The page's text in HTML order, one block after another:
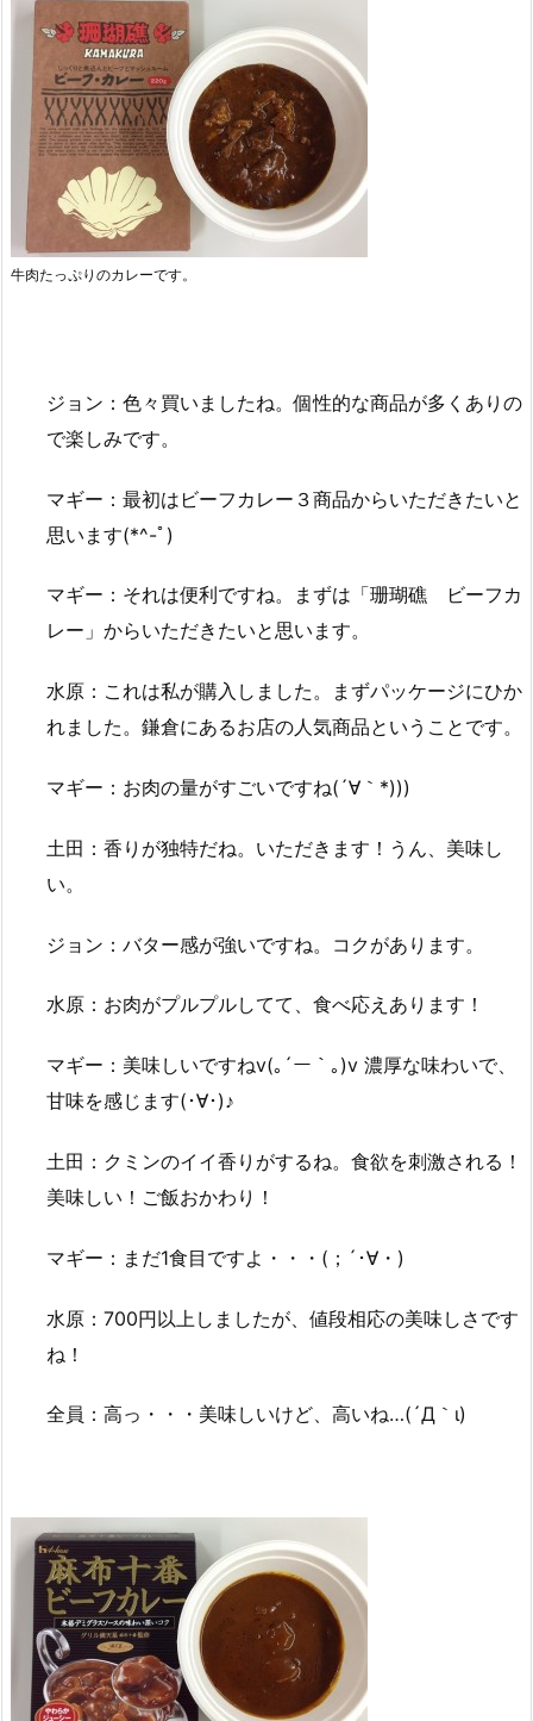
牛肉たっぷりのカレーです。
ジョン：色々買いましたね。個性的な商品が多くありの
で楽しみです。
マギー：最初はビーフカレー３商品からいただきたいと
思います(*^-ﾟ)
マギー：それは便利ですね。まずは「珊瑚礁 ビーフカ
レー」からいただきたいと思います。
水原：これは私が購入しました。まずパッケージにひか
れました。鎌倉にあるお店の人気商品ということです。
マギー：お肉の量がすごいですね(´∀｀*)))
土田：香りが独特だね。いただきます！うん、美味し
い。
ジョン：バター感が強いですね。コクがあります。
水原：お肉がプルプルしてて、食べ応えあります！
マギー：美味しいですねv(｡´ー｀｡)v 濃厚な味わいで、
甘味を感じます(･∀･)♪
土田：クミンのイイ香りがするね。食欲を刺激される！
美味しい！ご飯おかわり！
マギー：まだ1食目ですよ・・・(；´･∀・)
水原：700円以上しましたが、値段相応の美味しさです
ね！
全員：高っ・・・美味しいけど、高いね…(´Д｀ι)